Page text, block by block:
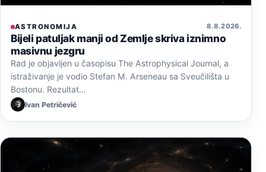
ASTRONOMIJA 8. 8. 2026.
Bijeli patuljak manji od Zemlje skriva iznimno
masivnu jezgru
Rad je objavljen u časopisu The Astrophysical Journal, a
istraživanje je vodio Stefan M. Arseneau sa Sveučilišta u
Bostonu. Rezultat…
Ivan Petričević